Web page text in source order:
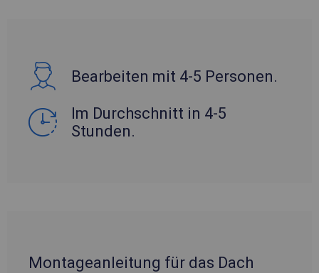
Bearbeiten mit 4-5 Personen.
Im Durchschnitt in 4-5
Stunden.
Montageanleitung für das Dach